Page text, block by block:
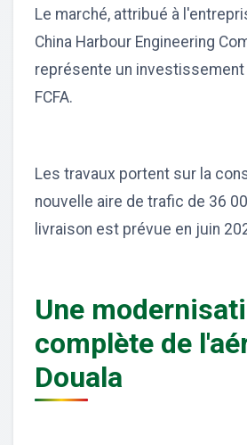
Le marché, attribué à
China Harbour Engineering
représente un investissement
FCFA.
Les travaux portent sur la
nouvelle aire de trafic de 36
livraison est prévue en juin
Une
complète de
Douala